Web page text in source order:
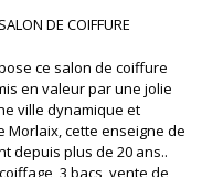
DE COIFFURE
ce salon de coiffure
en valeur par une jolie
ville dynamique et
Morlaix, cette enseigne de
depuis plus de 20 ans..
3 bacs, vente de